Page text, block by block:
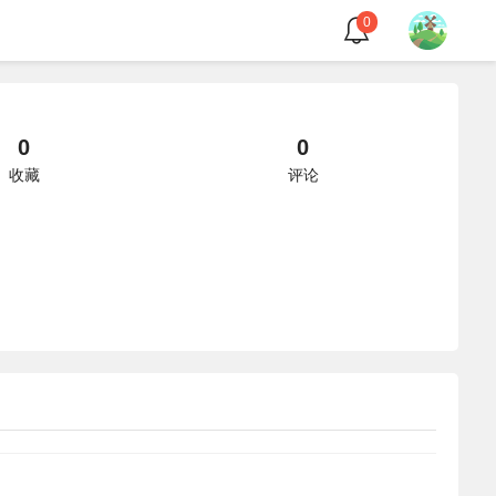
0
0
收藏
0
评论